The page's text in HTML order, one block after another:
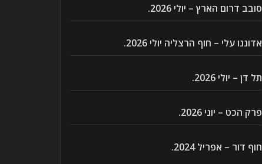
סובב דרום הארץ – יולי 2026.
אדוננו עלי – חוף הרצליה יולי 2026.
תל דן – יולי 2026.
פרק הכט – יוני 2026.
חוף דור – אפריל 2024.